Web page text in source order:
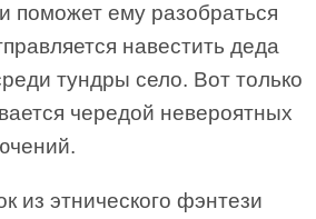
поможет ему разобраться
навестить деда
тундры село. Вот только
чередой невероятных
из этнического фэнтези